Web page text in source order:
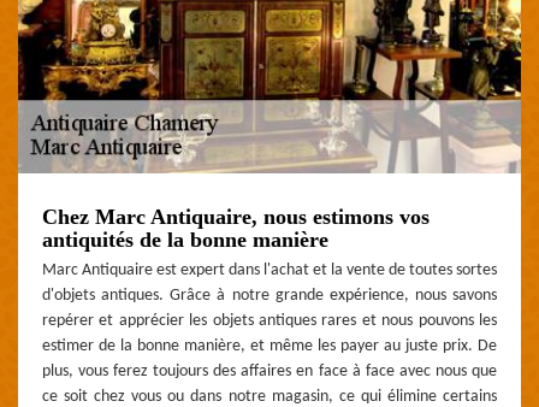
Chez Marc Antiquaire, nous estimons vos
antiquités de la bonne manière
Marc Antiquaire est expert dans l'achat et la vente de toutes sortes
d'objets antiques. Grâce à notre grande expérience, nous savons
repérer et apprécier les objets antiques rares et nous pouvons les
estimer de la bonne manière, et même les payer au juste prix. De
plus, vous ferez toujours des affaires en face à face avec nous que
ce soit chez vous ou dans notre magasin, ce qui élimine certains